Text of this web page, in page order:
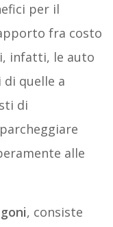
per il
fra costo
infatti, le auto
quelle a
di
alle
, consiste